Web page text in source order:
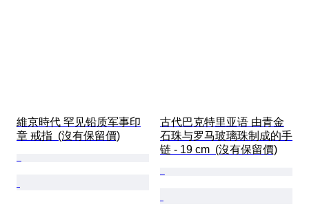
維京時代 罕见铅质军事印
章 戒指  (沒有保留價)
古代巴克特里亚语 由青金
石珠与罗马玻璃珠制成的手
链 - 19 cm  (沒有保留價)